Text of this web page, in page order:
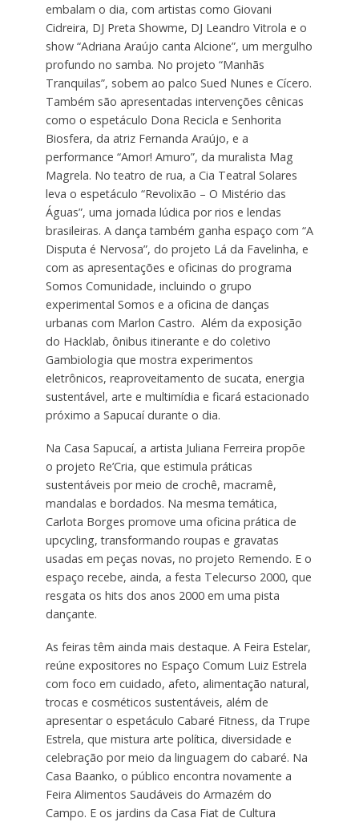
embalam o dia, com artistas como Giovani
Cidreira, DJ Preta Showme, DJ Leandro Vitrola e o
show “Adriana Araújo canta Alcione”, um mergulho
profundo no samba. No projeto “Manhãs
Tranquilas”, sobem ao palco Sued Nunes e Cícero.
Também são apresentadas intervenções cênicas
como o espetáculo Dona Recicla e Senhorita
Biosfera, da atriz Fernanda Araújo, e a
performance “Amor! Amuro”, da muralista Mag
Magrela. No teatro de rua, a Cia Teatral Solares
leva o espetáculo “Revolixão – O Mistério das
Águas”, uma jornada lúdica por rios e lendas
brasileiras. A dança também ganha espaço com “A
Disputa é Nervosa”, do projeto Lá da Favelinha, e
com as apresentações e oficinas do programa
Somos Comunidade, incluindo o grupo
experimental Somos e a oficina de danças
urbanas com Marlon Castro. Além da exposição
do Hacklab, ônibus itinerante e do coletivo
Gambiologia que mostra experimentos
eletrônicos, reaproveitamento de sucata, energia
sustentável, arte e multimídia e ficará estacionado
próximo a Sapucaí durante o dia.
Na Casa Sapucaí, a artista Juliana Ferreira propõe
o projeto Re’Cria, que estimula práticas
sustentáveis por meio de crochê, macramê,
mandalas e bordados. Na mesma temática,
Carlota Borges promove uma oficina prática de
upcycling, transformando roupas e gravatas
usadas em peças novas, no projeto Remendo. E o
espaço recebe, ainda, a festa Telecurso 2000, que
resgata os hits dos anos 2000 em uma pista
dançante.
As feiras têm ainda mais destaque. A Feira Estelar,
reúne expositores no Espaço Comum Luiz Estrela
com foco em cuidado, afeto, alimentação natural,
trocas e cosméticos sustentáveis, além de
apresentar o espetáculo Cabaré Fitness, da Trupe
Estrela, que mistura arte política, diversidade e
celebração por meio da linguagem do cabaré. Na
Casa Baanko, o público encontra novamente a
Feira Alimentos Saudáveis do Armazém do
Campo. E os jardins da Casa Fiat de Cultura